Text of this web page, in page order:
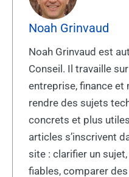
Noah Grinvaud
Noah Grinvaud est
Conseil. Il travaille
entreprise, finance
rendre des sujets
concrets et plus
articles s’inscrivent
site : clarifier un
fiables, comparer